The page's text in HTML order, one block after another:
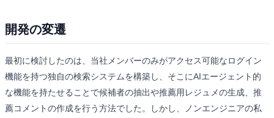
開発の変遷
最初に検討したのは、当社メンバーのみがアクセス可能なログイン
機能を持つ独自の検索システムを構築し、そこにAIエージェント的
な機能を持たせることで候補者の抽出や推薦用レジュメの生成、推
薦コメントの作成を行う方法でした。しかし、ノンエンジニアの私